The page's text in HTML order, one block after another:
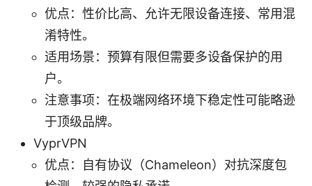
优点：性价比高、允许无限设备连接、常用混
淆特性。
适用场景：预算有限但需要多设备保护的用
户。
注意事项：在极端网络环境下稳定性可能略逊
于顶级品牌。
VyprVPN
优点：自有协议（Chameleon）对抗深度包